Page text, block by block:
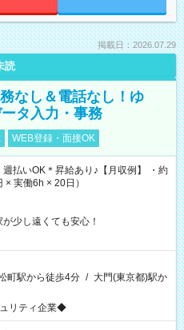
掲載日：2026.07.29
読
なし＆電話なし！ゆ
タ入力・事務
WEB登録・面接OK
払いOK＊昇給あり♪【月収例】 ・約
実働6h × 20日）
少し遠くても安心！
町駅から徒歩4分 / 大門(東京都)駅か
リティ企業◆